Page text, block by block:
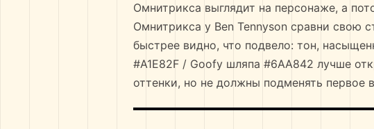
Омнитрикса выглядит на персонаже, а
Омнитрикса у Ben Tennyson сравни свою
быстрее видно, что подвело: тон,
#A1E82F / Goofy шляпа #6AA842 лучше
оттенки, но не должны подменять первое